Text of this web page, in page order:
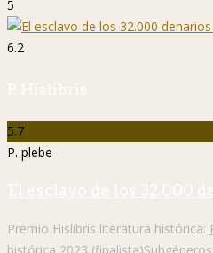
5
6.2
P. Hislibris
5.7
P. plebe
El esclavo de los 32.000
Premio Hislibris literatura histórica: